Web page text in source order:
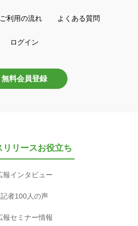
ご利用の流れ よくある質問
ログイン
無料会員登録
リリースお役立ち
報インタビュー
記者100人の声
報セミナー情報